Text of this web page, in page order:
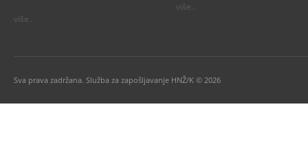
više..
više..
Sva prava zadržana. Služba za zapošljavanje HNŽ/K © 2026